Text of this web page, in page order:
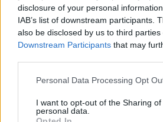
disclosure of your personal
IAB’s list of downstream participants.
also be disclosed by us to third parties
Downstream Participants that may
Personal Data Processing Opt
I want to opt-out of the Sharing of
personal data.
ΔΙΑΦΗΜΙΣΗ